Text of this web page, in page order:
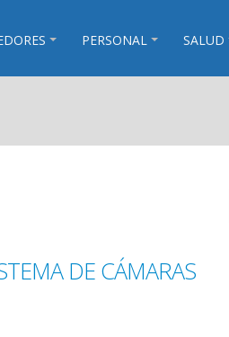
PERSONAL SALUD
DE CÁMARAS